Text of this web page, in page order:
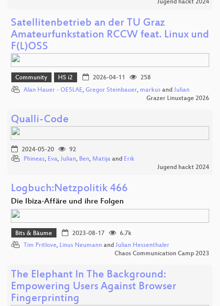
Jugend hackt 2024
Satellitenbetrieb an der TU Graz
Amateurfunkstation RCCW feat. Linux und
F(L)OSS
Community HS i2 2026-04-11
258
Alan Hauer - OE5LAE, Gregor Steinbauer, markus and Julian
Grazer Linuxtage 2026
Qualli-Code
2024-05-20
92
Phineas, Eva, Julian, Ben, Matija and Erik
Jugend hackt 2024
Logbuch:Netzpolitik 466
Die Ibiza-Affäre und ihre Folgen
Bits & Bäume 2023-08-17
6.7k
Tim Pritlove, Linus Neumann and Julian Hessenthaler
Chaos Communication Camp 2023
The Elephant In The Background:
Empowering Users Against Browser
Fingerprinting